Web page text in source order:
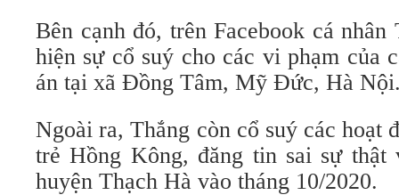
Bên cạnh đó, trên Facebook cá nhân
hiện sự cổ suý cho các vi phạm của
án tại xã Đồng Tâm, Mỹ Đức, Hà
Ngoài ra, Thắng còn cổ suý các hoạt
trẻ Hồng Kông, đăng tin sai sự
huyện Thạch Hà vào tháng 10/2020.